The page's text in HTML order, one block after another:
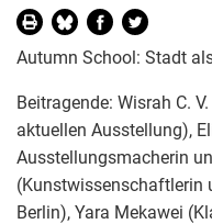
Autumn School: Stadt
Beitragende: Wisrah C.
aktuellen Ausstellung),
Ausstellungsmacherin
(Kunstwissenschaftlerin
Berlin), Yara Mekawei